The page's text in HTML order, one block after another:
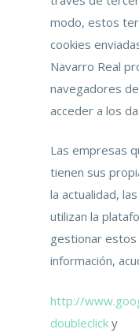
modo, estos
cookies
Navarro Real
navegadores
acceder a los
Las empresas
tienen sus
la actualidad,
utilizan la
gestionar estos
información,
http://
doubleclick y